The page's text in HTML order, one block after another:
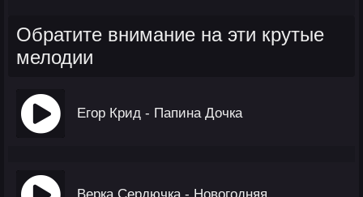
Обратите внимание на эти крутые
мелодии
Егор Крид - Папина Дочка